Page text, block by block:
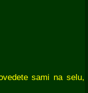
sami na selu,